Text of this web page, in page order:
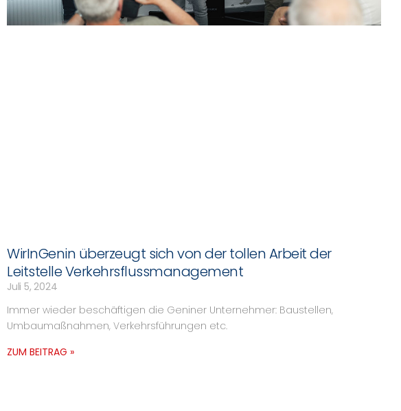
WirInGenin überzeugt sich von der tollen Arbeit der
Leitstelle Verkehrsflussmanagement
Juli 5, 2024
Immer wieder beschäftigen die Geniner Unternehmer: Baustellen,
Umbaumaßnahmen, Verkehrsführungen etc.
ZUM BEITRAG »